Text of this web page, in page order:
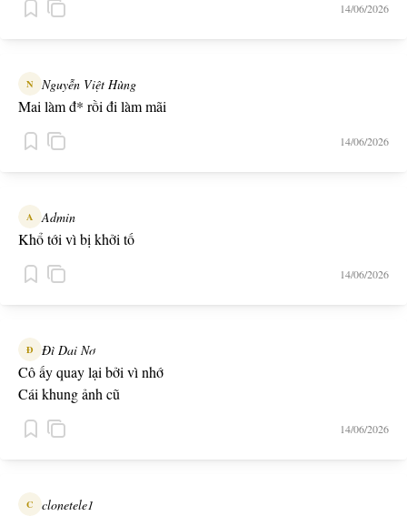
14/06/2026
N Nguyễn Việt Hùng
Mai làm đ* rồi đi làm mãi
14/06/2026
A Admin
Khổ tới vì bị khởi tố
14/06/2026
Đ Đì Dai Nơ
Cô ấy quay lại bởi vì nhớ
Cái khung ảnh cũ
14/06/2026
C clonetele1